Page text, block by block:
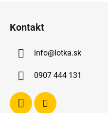
Kontakt
info@lotka.sk
0907 444 131